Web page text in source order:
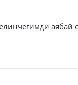
аябай